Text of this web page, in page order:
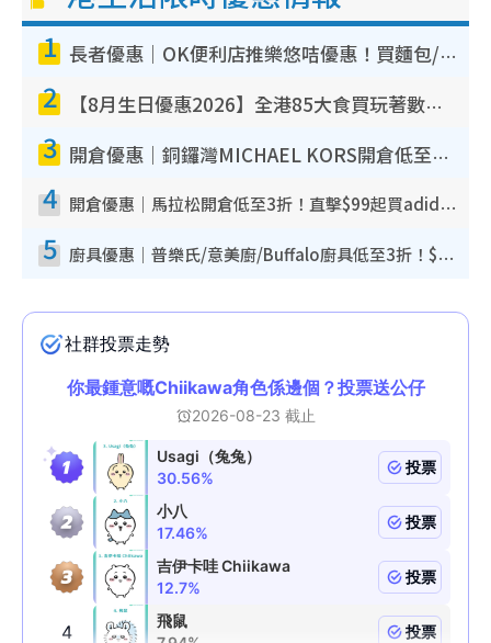
1 長者優惠｜OK便利店推樂悠咭優惠！買麵包/牛奶/保健品拍卡即減
2 【8月生日優惠2026】全港85大食買玩著數攻略 自助餐/火鍋放題同行免費＋誠品/DONKI送現金券
3 開倉優惠｜銅鑼灣MICHAEL KORS開倉低至17折！直擊$500起買手袋/銀包/鞋款 必買經典Jet Set系列
4 開倉優惠｜馬拉松開倉低至3折！直擊$99起買adidas／New Balance／Puma鞋款 STANLEY保溫杯劈價至$119起
5 廚具優惠｜普樂氏/意美廚/Buffalo廚具低至3折！$89起買煎鍋／炒鑊／個人鍋 同場小家電激減至$99起